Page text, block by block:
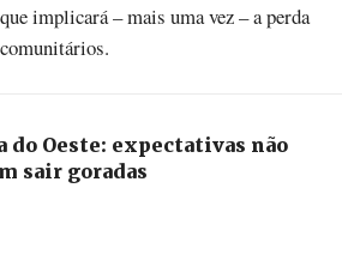
implicará – mais uma vez – a perda
do Oeste: expectativas não
sair goradas